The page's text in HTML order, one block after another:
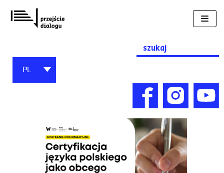
Przejdź
do
Search
for:
PL